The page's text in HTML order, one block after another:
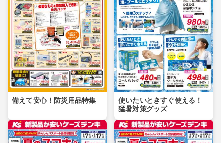
備えて安心！防災用品特集
使いたいときすぐ使える！
猛暑対策グッズ